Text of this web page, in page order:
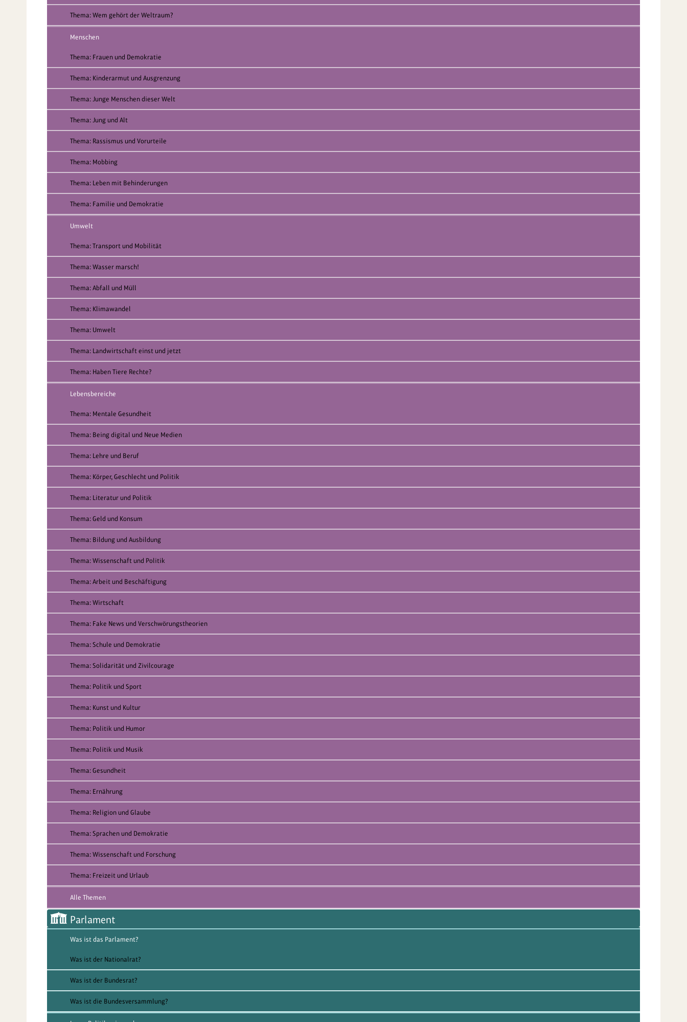
Thema: Wem gehört der Weltraum?
Menschen
Thema: Frauen und Demokratie
Thema: Kinderarmut und Ausgrenzung
Thema: Junge Menschen dieser Welt
Thema: Jung und Alt
Thema: Rassismus und Vorurteile
Thema: Mobbing
Thema: Leben mit Behinderungen
Thema: Familie und Demokratie
Umwelt
Thema: Transport und Mobilität
Thema: Wasser marsch!
Thema: Abfall und Müll
Thema: Klimawandel
Thema: Umwelt
Thema: Landwirtschaft einst und jetzt
Thema: Haben Tiere Rechte?
Lebensbereiche
Thema: Mentale Gesundheit
Thema: Being digital und Neue Medien
Thema: Lehre und Beruf
Thema: Körper, Geschlecht und Politik
Thema: Literatur und Politik
Thema: Geld und Konsum
Thema: Bildung und Ausbildung
Thema: Wissenschaft und Politik
Thema: Arbeit und Beschäftigung
Thema: Wirtschaft
Thema: Fake News und Verschwörungstheorien
Thema: Schule und Demokratie
Thema: Solidarität und Zivilcourage
Thema: Politik und Sport
Thema: Kunst und Kultur
Thema: Politik und Humor
Thema: Politik und Musik
Thema: Gesundheit
Thema: Ernährung
Thema: Religion und Glaube
Thema: Sprachen und Demokratie
Thema: Wissenschaft und Forschung
Thema: Freizeit und Urlaub
Alle Themen
Parlament
Was ist das Parlament?
Was ist der Nationalrat?
Was ist der Bundesrat?
Was ist die Bundesversammlung?